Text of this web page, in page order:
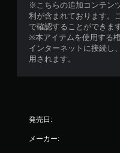
※こちらの追加コンテン
利が含まれております。
で確認することができます
※本アイテムを使用する
インターネットに接続し
用されます。
発売日:
メーカー: